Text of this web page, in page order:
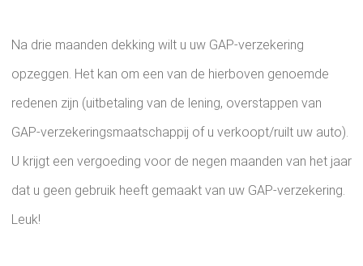
Na drie maanden dekking wilt u uw GAP-verzekering
opzeggen. Het kan om een ​​van de hierboven genoemde
redenen zijn (uitbetaling van de lening, overstappen van
GAP-verzekeringsmaatschappij of u verkoopt/ruilt uw auto).
U krijgt een vergoeding voor de negen maanden van het jaar
dat u geen gebruik heeft gemaakt van uw GAP-verzekering.
Leuk!